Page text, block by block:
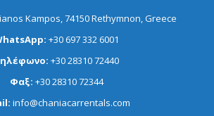
Kampos, 74150 Rethymnon, Greece
+30 697 332 6001
+30 28310 72440
Φαξ: +30 28310 72344
info@chaniacarrentals.com